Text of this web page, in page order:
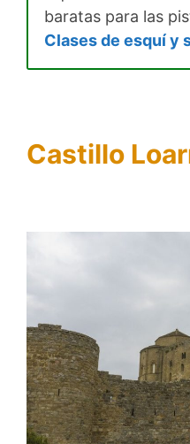
baratas para las
Clases de esquí y
Castillo